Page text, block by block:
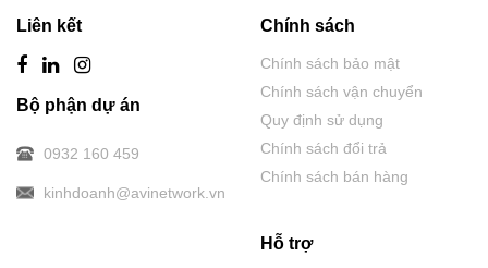
Liên kết
Bộ phận dự án
0932 160 459
kinhdoanh@avinetwork.vn
Chính sách
Chính sách bảo mật
Chính sách vận chuyển
Quy định sử dụng
Chính sách đổi trả
Chính sách bán hàng
Hỗ trợ